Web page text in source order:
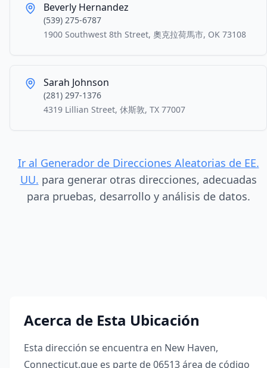
Beverly Hernandez
(539) 275-6787
1900 Southwest 8th Street, 奧克拉荷馬市, OK 73108
Sarah Johnson
(281) 297-1376
4319 Lillian Street, 休斯敦, TX 77007
Ir al Generador de Direcciones Aleatorias de EE.
UU. para generar otras direcciones, adecuadas
para pruebas, desarrollo y análisis de datos.
Acerca de Esta Ubicación
Esta dirección se encuentra en New Haven,
Connecticut,que es parte de06513área de código